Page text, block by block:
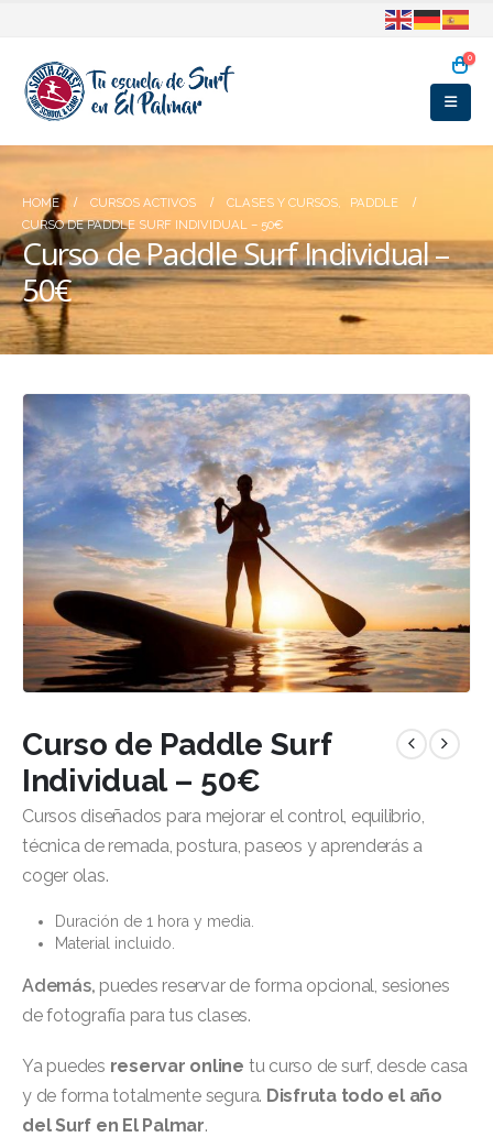
0
HOME CURSOS ACTIVOS CLASES Y CURSOS,
PADDLE
CURSO DE PADDLE SURF INDIVIDUAL – 50€
Curso de Paddle Surf Individual –
50€
Curso de Paddle Surf
Individual – 50€
Cursos diseñados para mejorar el control, equilibrio,
técnica de remada, postura, paseos y aprenderás a
coger olas.
Duración de 1 hora y media.
Material incluido.
Además, puedes reservar de forma opcional, sesiones
de fotografía para tus clases.
Ya puedes reservar online tu curso de surf, desde casa
y de forma totalmente segura. Disfruta todo el año
del Surf en El Palmar.